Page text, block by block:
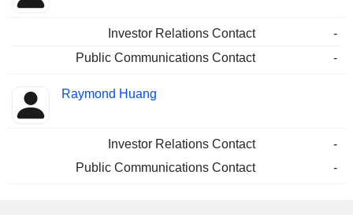
Investor Relations Contact
-
Public Communications Contact
-
Raymond Huang
Investor Relations Contact
-
Public Communications Contact
-